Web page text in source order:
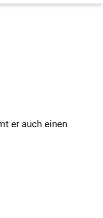
er auch einen